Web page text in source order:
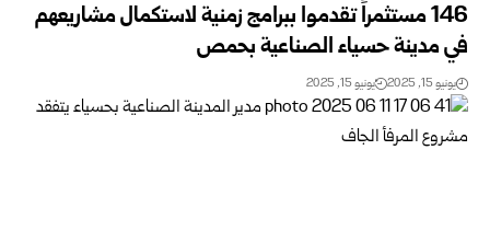
146 مستثمراً تقدموا ببرامج زمنية لاستكمال مشاريعهم
في مدينة حسياء الصناعية بحمص
يونيو 15, 2025 يونيو 15, 2025